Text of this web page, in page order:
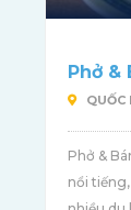
Phở &
QUỐC
Phở &
nổi